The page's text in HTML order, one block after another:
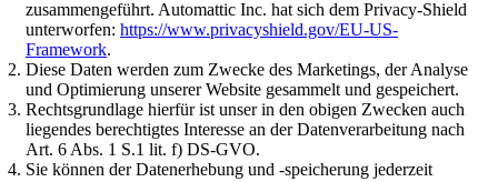
zusammengeführt. Automattic Inc. hat sich dem Privacy-Shield
unterworfen: https://www.privacyshield.gov/EU-US-
Framework.
Diese Daten werden zum Zwecke des Marketings, der Analyse
und Optimierung unserer Website gesammelt und gespeichert.
Rechtsgrundlage hierfür ist unser in den obigen Zwecken auch
liegendes berechtigtes Interesse an der Datenverarbeitung nach
Art. 6 Abs. 1 S.1 lit. f) DS-GVO.
Sie können der Datenerhebung und -speicherung jederzeit